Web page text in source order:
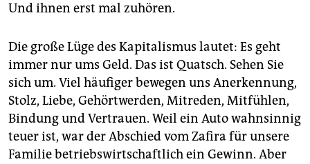
Und ihnen erst mal zuhören.
Die große Lüge des Kapitalismus lautet: Es geht
immer nur ums Geld. Das ist Quatsch. Sehen Sie
sich um. Viel häufiger bewegen uns Anerkennung,
Stolz, Liebe, Gehörtwerden, Mitreden, Mitfühlen,
Bindung und Vertrauen. Weil ein Auto wahnsinnig
teuer ist, war der Abschied vom Zafira für unsere
Familie betriebswirtschaftlich ein Gewinn. Aber